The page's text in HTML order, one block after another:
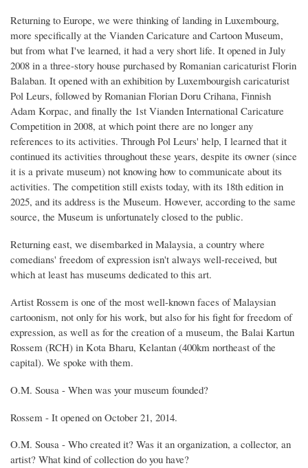
Returning to Europe, we were thinking of landing in Luxembourg,
more specifically at the Vianden Caricature and Cartoon Museum,
but from what I've learned, it had a very short life. It opened in July
2008 in a three-story house purchased by Romanian caricaturist Florin
Balaban. It opened with an exhibition by Luxembourgish caricaturist
Pol Leurs, followed by Romanian Florian Doru Crihana, Finnish
Adam Korpac, and finally the 1st Vianden International Caricature
Competition in 2008, at which point there are no longer any
references to its activities. Through Pol Leurs' help, I learned that it
continued its activities throughout these years, despite its owner (since
it is a private museum) not knowing how to communicate about its
activities. The competition still exists today, with its 18th edition in
2025, and its address is the Museum. However, according to the same
source, the Museum is unfortunately closed to the public.
Returning east, we disembarked in Malaysia, a country where
comedians' freedom of expression isn't always well-received, but
which at least has museums dedicated to this art.
Artist Rossem is one of the most well-known faces of Malaysian
cartoonism, not only for his work, but also for his fight for freedom of
expression, as well as for the creation of a museum, the Balai Kartun
Rossem (RCH) in Kota Bharu, Kelantan (400km northeast of the
capital). We spoke with them.
O.M. Sousa - When was your museum founded?
Rossem - It opened on October 21, 2014.
O.M. Sousa - Who created it? Was it an organization, a collector, an
artist? What kind of collection do you have?